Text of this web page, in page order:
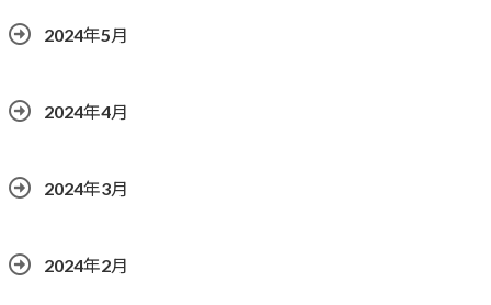
2024年5月
2024年4月
2024年3月
2024年2月